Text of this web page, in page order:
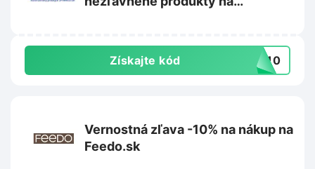
Získajte kód IN10
Vernostná zľava -10% na nákup na
Feedo.sk